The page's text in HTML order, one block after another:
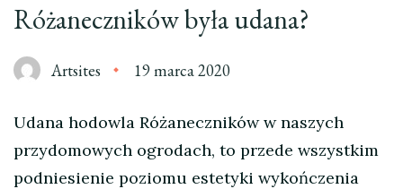
Różaneczników była udana?
Artsites 19 marca 2020
Udana hodowla Różaneczników w naszych
przydomowych ogrodach, to przede wszystkim
podniesienie poziomu estetyki wykończenia